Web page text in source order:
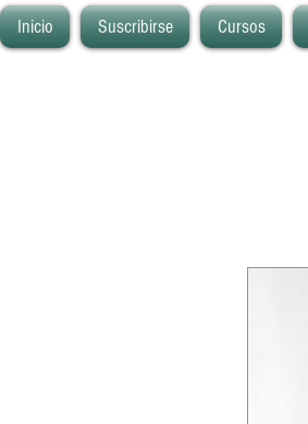
Inicio Suscribirse Cursos